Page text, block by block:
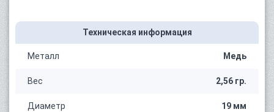
Техническая информация
Металл Медь
Вес 2,56 гр.
Диаметр 19 мм